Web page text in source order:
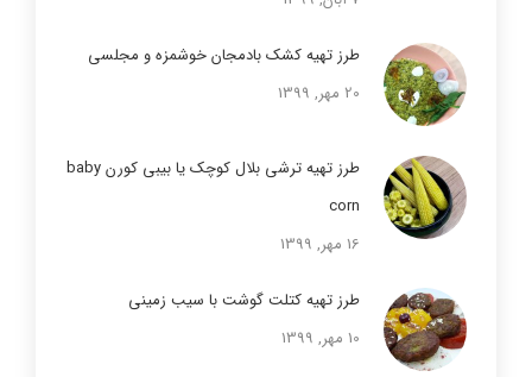
طرز تهیه کشک بادمجان خوشمزه و مجلسی
20 مهر, 1399
طرز تهیه ترشی بلال کوچک یا بیبی کورن baby
corn
16 مهر, 1399
طرز تهیه کتلت گوشت با سیب زمینی
10 مهر, 1399